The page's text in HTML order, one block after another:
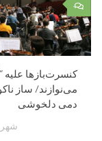
۰
کنسرت‌بازها علیه
می‌نوازند/ ساز
دمی دلخوشی
شهریور